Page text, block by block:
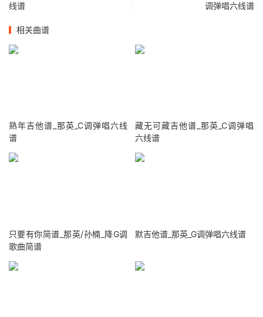
线谱
调弹唱六线谱
相关曲谱
熟年吉他谱_那英_C调弹唱六线
谱
藏无可藏吉他谱_那英_C调弹唱
六线谱
只要有你简谱_那英/孙楠_降G调
歌曲简谱
默吉他谱_那英_G调弹唱六线谱